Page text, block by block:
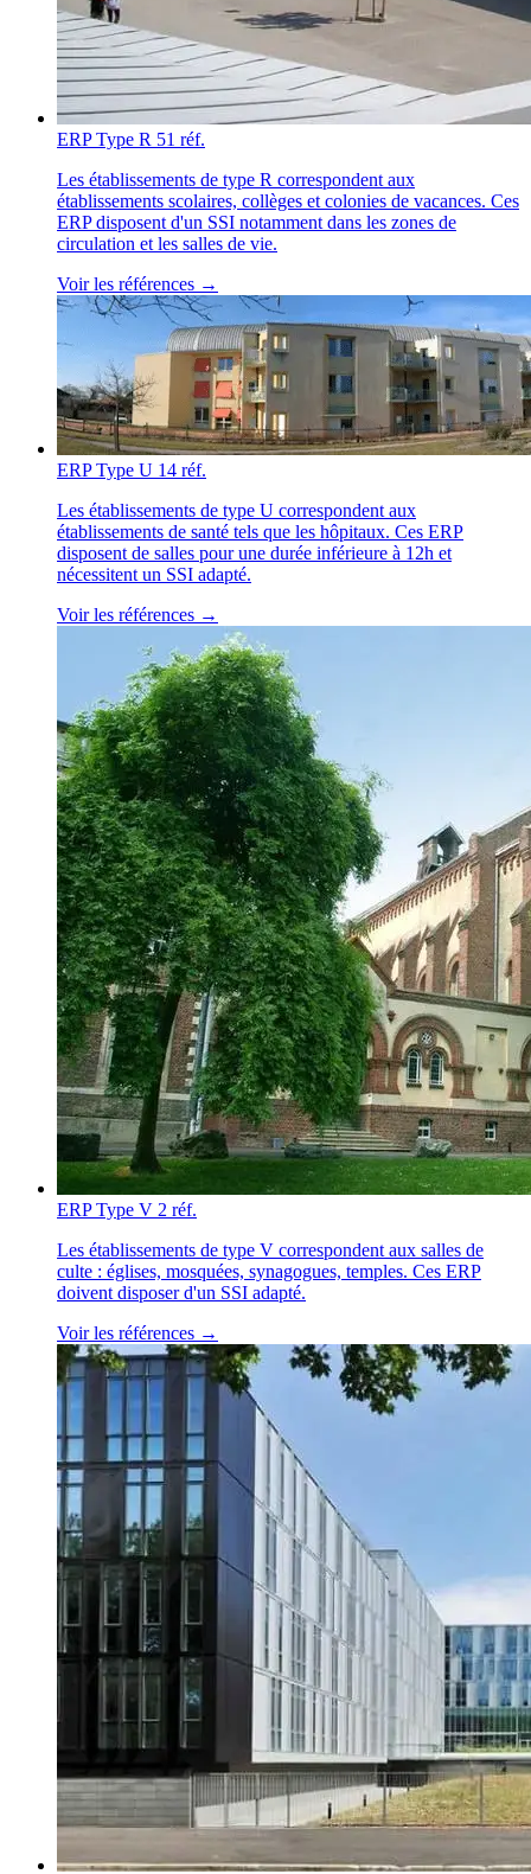
ERP Type R 51 réf.
Les établissements de type R correspondent aux
établissements scolaires, collèges et colonies de vacances. Ces
ERP disposent d'un SSI notamment dans les zones de
circulation et les salles de vie.
Voir les références →
ERP Type U 14 réf.
Les établissements de type U correspondent aux
établissements de santé tels que les hôpitaux. Ces ERP
disposent de salles pour une durée inférieure à 12h et
nécessitent un SSI adapté.
Voir les références →
ERP Type V 2 réf.
Les établissements de type V correspondent aux salles de
culte : églises, mosquées, synagogues, temples. Ces ERP
doivent disposer d'un SSI adapté.
Voir les références →